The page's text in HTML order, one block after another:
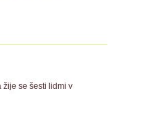
žije se šesti lidmi v